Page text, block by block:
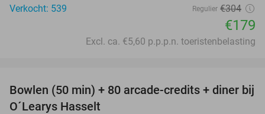
Verkocht: 539
Regulier €304
€179
Excl. ca. €5,60 p.p.p.n. toeristenbelasting
38%
Bowlen (50 min) + 80 arcade-credits + diner bij
O´Learys Hasselt